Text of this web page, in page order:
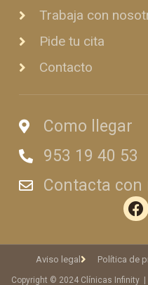
Como llegar
953 19 40 53
Contacta con
Trabaja con
Pide tu cita
Contacto
Copyright © 2024 Clínicas Infinity |
Aviso legal Política de